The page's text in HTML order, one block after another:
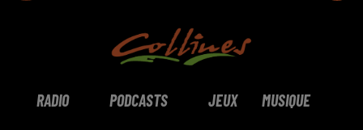
RADIO PODCASTS JEUX MUSIQUE